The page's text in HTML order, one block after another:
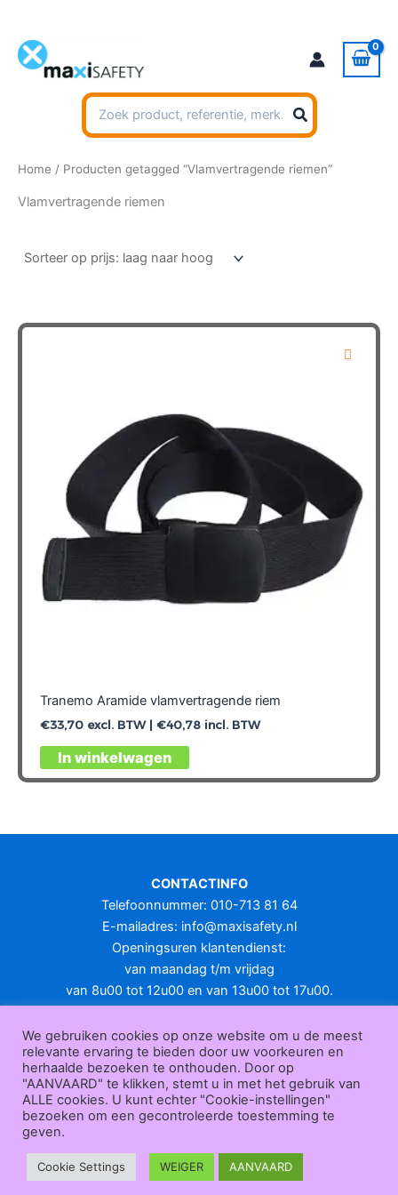
inhoud
Zoeken
naar:
Home / Producten getagged “Vlamvertragende riemen”
Vlamvertragende riemen
Tranemo Aramide vlamvertragende riem
€33,70excl. BTW | €40,78incl. BTW
In winkelwagen
Dit
product
variaties.
optie
gekozen
worden
op
productpagina
CONTACTINFO
Telefoonnummer: 010-713 81 64
E-mailadres: info@maxisafety.nl
Openingsuren klantendienst:
van maandag t/m vrijdag
van 8u00 tot 12u00 en van 13u00 tot 17u00.
KLANTENSERVICE
Over
ons|Bedrijfsgegevens| F.A.Q.|Bestelprocedure | Betaling
ending | Retourneren|Herroepingsrecht|Herroepingsfunctie
ederverkoop|Bedrukken|Contact
Algemene voorwaarden
Maxisafety.nl © 2026
We gebruiken cookies op onze website om u de meest
relevante ervaring te bieden door uw voorkeuren en
herhaalde bezoeken te onthouden. Door op
"AANVAARD" te klikken, stemt u in met het gebruik van
ALLE cookies. U kunt echter "Cookie-instellingen"
bezoeken om een gecontroleerde toestemming te
geven.
Cookie Settings WEIGER AANVAARD